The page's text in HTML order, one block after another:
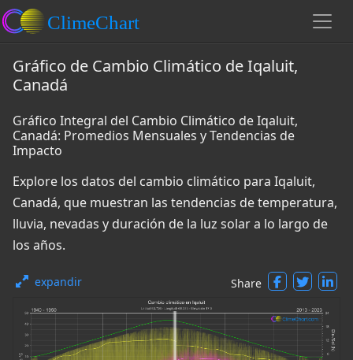
Gráfico de Cambio Climático de Iqaluit,
Canadá
Gráfico Integral del Cambio Climático de Iqaluit,
Canadá: Promedios Mensuales y Tendencias de
Impacto
Explore los datos del cambio climático para Iqaluit,
Canadá, que muestran las tendencias de temperatura,
lluvia, nevadas y duración de la luz solar a lo largo de
los años.
expandir Share